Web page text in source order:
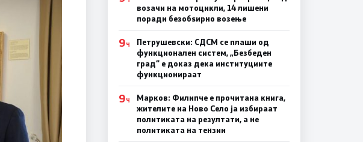
возачи на мотоцикли, 14 лишени
поради безобѕирно возење
9Ч
Петрушевски: СДСМ се плаши од
функционален систем, „Безбеден
град“ е доказ дека институциите
функционираат
9Ч
Марков: Филипче е прочитана книга,
жителите на Ново Село ја избираат
политиката на резултати, а не
политиката на тензии